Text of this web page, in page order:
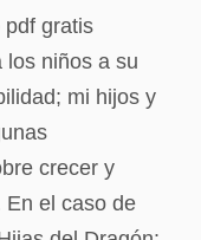
pdf gratis
los niños a su
mi hijos y
crecer y
En el caso de